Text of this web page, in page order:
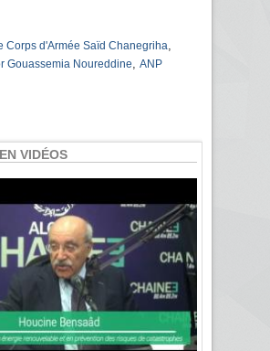
Corps d'Armée Saïd Chanegriha
Gouassemia Noureddine ANP
VIDÉOS